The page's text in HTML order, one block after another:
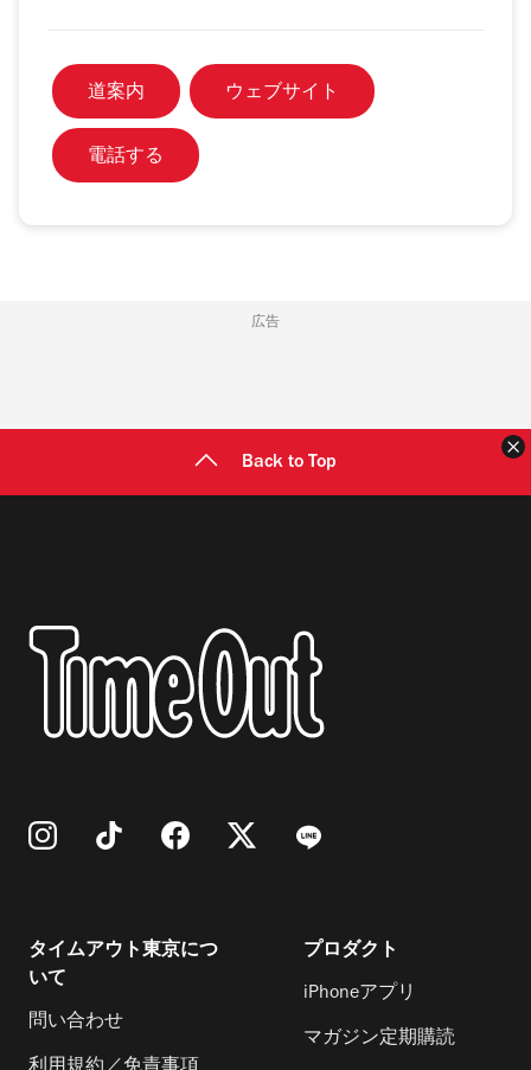
道案内 ウェブサイト
電話する
広告
Back to Top
タイムアウト東京につ
いて
問い合わせ
プロダクト
iPhoneアプリ
マガジン定期購読